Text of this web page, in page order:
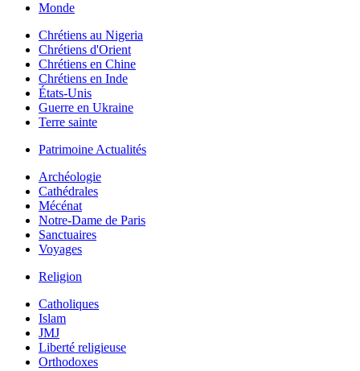
Monde
Chrétiens au Nigeria
Chrétiens d'Orient
Chrétiens en Chine
Chrétiens en Inde
États-Unis
Guerre en Ukraine
Terre sainte
Patrimoine Actualités
Archéologie
Cathédrales
Mécénat
Notre-Dame de Paris
Sanctuaires
Voyages
Religion
Catholiques
Islam
JMJ
Liberté religieuse
Orthodoxes